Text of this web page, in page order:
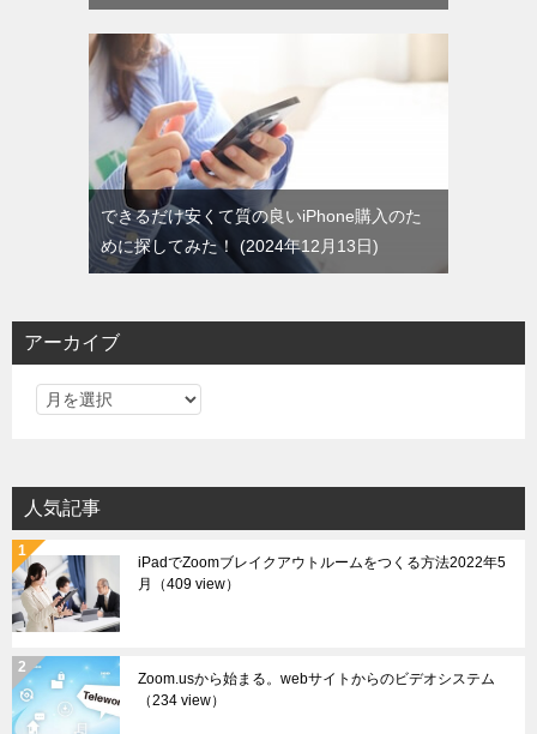
できるだけ安くて質の良いiPhone購入のた
めに探してみた！
2024年12月13日
アーカイブ
ア
イ
ブ
人気記事
iPadでZoomブレイクアウトルームをつくる方法2022年5
月
（409 view）
Zoom.usから始まる。webサイトからのビデオシステム
（234 view）